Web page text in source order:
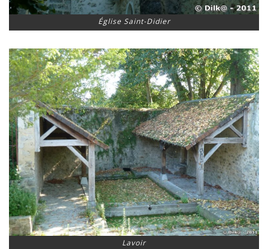
Église Saint-Didier
Lavoir